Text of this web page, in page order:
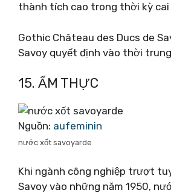
thành tích cao trong thời kỳ cai
Gothic Château des Ducs de
Savoy quyết định vào thời
15. ẨM THỰC
Nguồn: aufeminin
nước xốt savoyarde
Khi ngành công nghiệp trượt
Savoy vào những năm 1950,